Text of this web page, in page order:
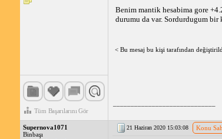
Tüm Başarılarını Gör
Benim mantik hesabima gore
durumu da var. Sordurdugum
< Bu mesaj bu kişi tarafından
Supernova1071
Binbaşı
21 Haziran 2020 15:03:08 Konu